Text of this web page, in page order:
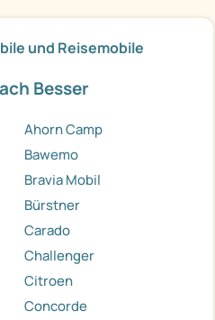
und Reisemobile
Besser
Ahorn Camp
Bawemo
Bravia Mobil
Bürstner
Carado
Challenger
Citroen
Concorde